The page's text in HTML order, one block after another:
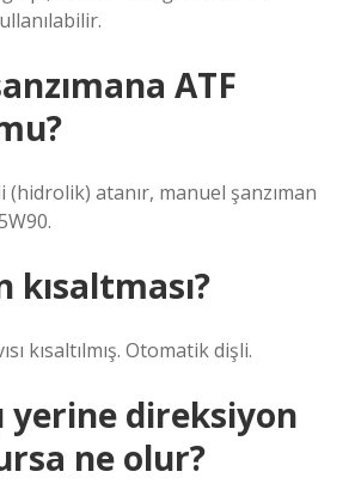
ATF
atanır, manuel şanzıman
kısaltması?
kısaltılmış. Otomatik dişli.
yerine direksiyon
ne olur?